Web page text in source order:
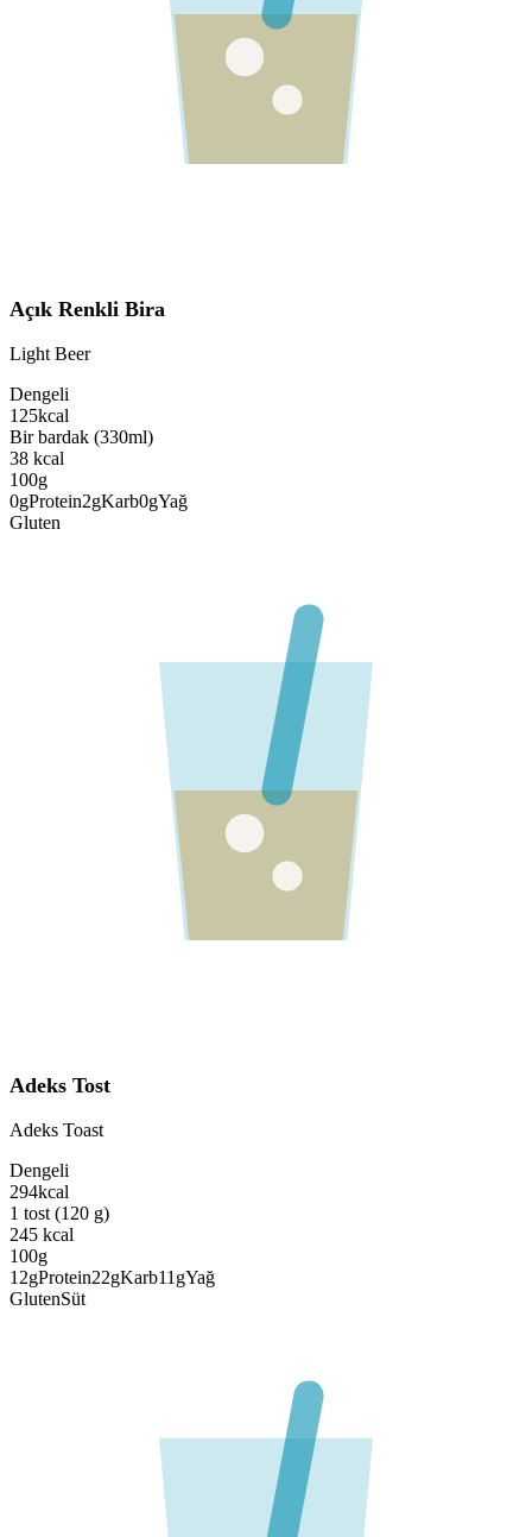
Açık Renkli Bira
Light Beer
Dengeli
125kcal
Bir bardak (330ml)
38 kcal
100g
0gProtein2gKarb0gYağ
Gluten
Adeks Tost
Adeks Toast
Dengeli
294kcal
1 tost (120 g)
245 kcal
100g
12gProtein22gKarb11 gYağ
GlutenSüt